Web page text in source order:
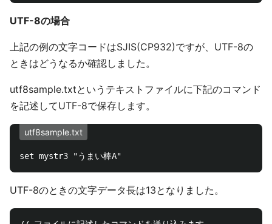
UTF-8の場合
上記の例の文字コードはSJIS(CP932)ですが、UTF-8の
ときはどうなるか確認しました。
utf8sample.txtというテキストファイルに下記のコマンド
を記述してUTF-8で保存します。
utf8sample.txt
UTF-8のときの文字データ長は13となりました。